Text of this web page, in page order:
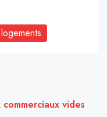
vides